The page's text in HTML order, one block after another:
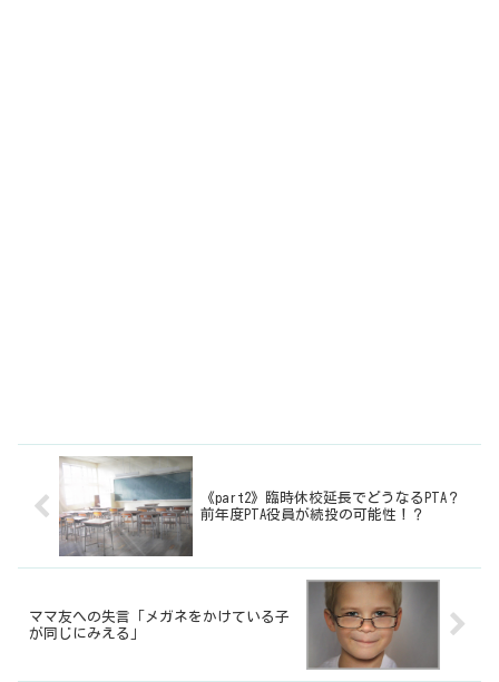
《part2》臨時休校延長でどうなるPTA？
前年度PTA役員が続投の可能性！？
ママ友への失言「メガネをかけている子
が同じにみえる」